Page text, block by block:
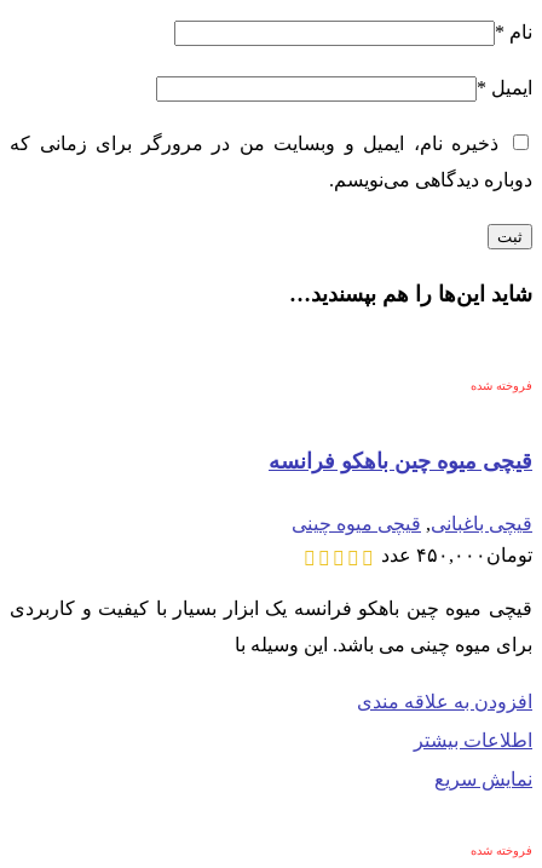
نام *
ایمیل *
ذخیره نام، ایمیل و وبسایت من در مرورگر برای زمانی که
دوباره دیدگاهی می‌نویسم.
شاید این‌ها را هم بپسندید…
فروخته شده
قیچی میوه چین باهکو فرانسه
قیچی باغبانی, قیچی میوه چینی
تومان ۴۵۰,۰۰۰ عدد
قیچی میوه چین باهکو فرانسه یک ابزار بسیار با کیفیت و کاربردی
برای میوه چینی می باشد. این وسیله با
افزودن به علاقه مندی
اطلاعات بیشتر
نمایش سریع
فروخته شده